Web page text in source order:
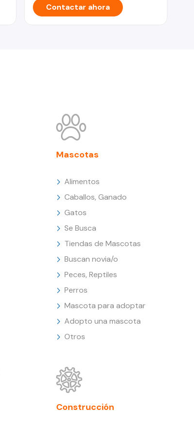
Contactar ahora
Mascotas
Alimentos
Caballos, Ganado
Gatos
Se Busca
Tiendas de Mascotas
Buscan novia/o
Peces, Reptiles
Perros
Mascota para adoptar
Adopto una mascota
Otros
Construcción